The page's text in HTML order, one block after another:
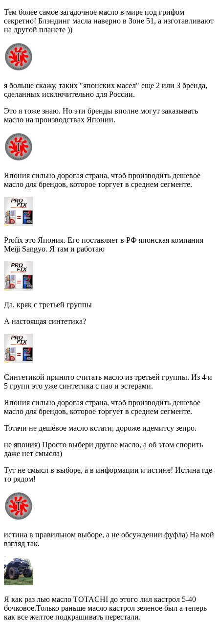
Тем более самое загадочное масло в мире под грифом
секретно! Блэндинг масла наверно в Зоне 51, а изготавливают
на другой планете ))
я больше скажу, таких "японских масел" еще 2 или 3 бренда,
сделанных исключительно для России.
Это я тоже знаю. Но эти бренды вполне могут заказывать
масло на производствах Японии.
Япония сильно дорогая страна, чтоб производить дешевое
масло для брендов, которое торгует в среднем сегменте.
Profix это Япония. Его поставляет в РФ японская компания
Meiji Sangyo. Я там и работаю
Да, кряк с третьей группы
А настоящая синтетика?
Синтетикой принято считать масло из третьей группы. Из 4 и
5 групп это уже синтетика с пао и эстерами.
Япония сильно дорогая страна, чтоб производить дешевое
масло для брендов, которое торгует в среднем сегменте.
Тотачи не дешёвое масло кстати, дороже идемитсу зепро.
не япония) Просто выбери другое масло, а об этом спорить
даже нет смысла)
Тут не смысл в выборе, а в информации и истине! Истина где-
то рядом!
истина в правильном выборе, а не обсуждении фуфла) На мой
взгляд так.
Я как раз лью масло TOTACHI до этого лил кастрол 5-40
бочковое.Только раньше масло кастрол зеленое был а теперь
как все желтое подкрашивать перестали.